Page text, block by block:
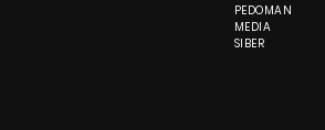
PEDOMAN
MEDIA
SIBER